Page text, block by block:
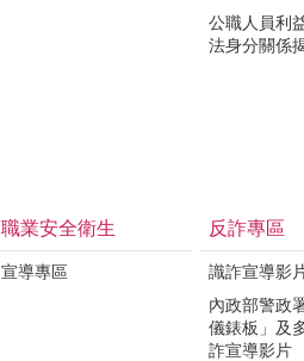
公職人員利
法身分關係
職業安全衛生
宣導專區
反詐專區
識詐宣導影
內政部警政
儀錶板」及
詐宣導影片